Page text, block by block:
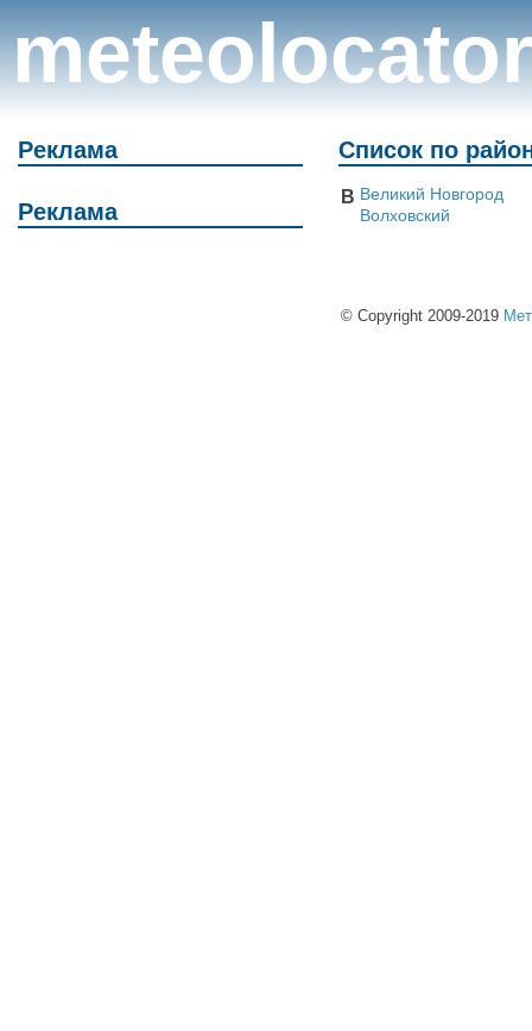
meteolocator
Реклама
Реклама
Список по
В Великий Новгород
Волховский
© Copyright 2009-2019